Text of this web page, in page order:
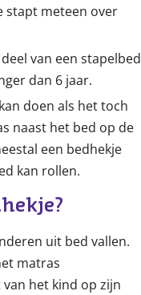
stapt meteen over
van een stapelbed
dan 6 jaar.
doen als het toch
naast het bed op de
een bedhekje
kan rollen.
uit bed vallen.
matras
het kind op zijn